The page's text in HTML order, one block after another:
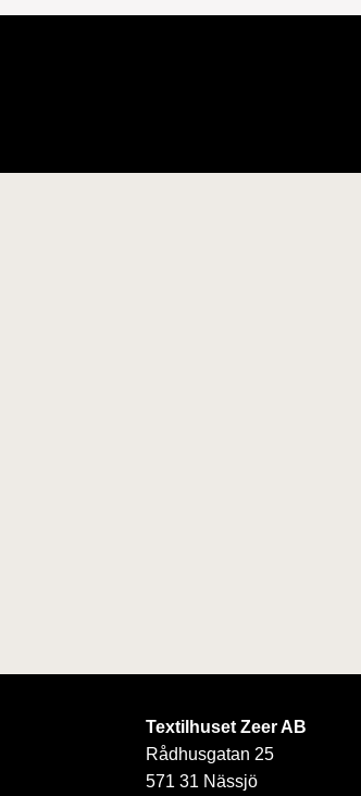
Textilhuset Zeer AB
Rådhusgatan 25
571 31 Nässjö